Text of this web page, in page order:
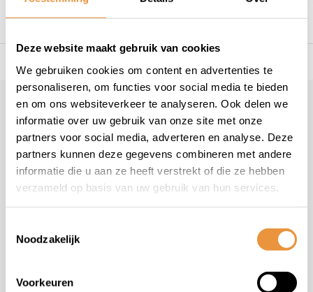
Deze website maakt gebruik van cookies
We gebruiken cookies om content en advertenties te
personaliseren, om functies voor social media te bieden
en om ons websiteverkeer te analyseren. Ook delen we
informatie over uw gebruik van onze site met onze
partners voor social media, adverteren en analyse. Deze
partners kunnen deze gegevens combineren met andere
informatie die u aan ze heeft verstrekt of die ze hebben
verzameld op basis van uw gebruik van hun services.
Noodzakelijk
Voorkeuren
Klantenservice geopend
Veelgestelde vragen
+31 78 780 2330
info@artsloten.nl